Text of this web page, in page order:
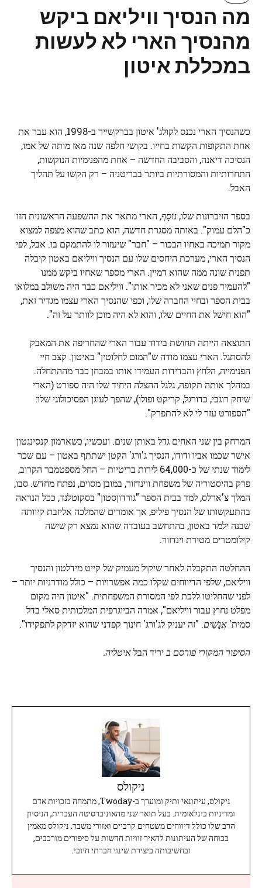
מה הנסיך וויליאם ביקש
מהנסיך הארי לא לעשות
במכללת איטון
כשהנסיך הארי נכנס לקולג' איטון בברקשייר ב-1998, הוא עבר את
אחת התקופות הקשות בחייו. בקושי חלפה שנה מאז מותה של אמו,
הנסיכה דיאנה, והסביבה החדשה – אחת מהפנימיות הנוקשות,
התחרותיות והמסורתיות ביותר בבריטניה – רק הקשו על תהליך
האבל.
בספר הזיכרונות שלו, נוֹסָף, הארי מתאר את ההשפעה הראשונית הזו
כ"הלם עמוק". באותה מסגרת חדשה, הוא כתב שהוא מצפה למצוא
מקור תמיכה באחיו הבכור – "חבר" שיעזור לו להתמקם בו. אבל, לפי
הנסיך הארי, מערכת היחסים שלו עם הנסיך וויליאם באטון קיבלה
תפנית שונה ממה שהוא דמיין. הארי מספר שאחיו ביקש ממנו
"להעמיד פנים שאני לא מכיר אותו". וויליאם כבר היה משולב במלואו
בבית הספר ובחיי החברה שלו, וכפי שהנסיך הארי עצמו מגדיר זאת,
"הוא חישל את החיים שלו, והוא לא היה מוכן לוותר על זה".
התוצאה הייתה תחושת בידוד עבור הארי שהחריפה את המאבק
להסתגל. הארי עצמו מודה ש"המום לחלוטין" באיטון. קצב חיי
הפנימייה, הלחץ והבדידות העמידו אותו במבחן כבר מההתחלה.
במהלך אותה תקופה, גלגל ההצלה היחיד שלו היה ספורט (הארי
שיחק רוגבי, כדורגל, קריקט ופולו), שהפך לעוגן הפסיכולוגי שלו:
"הספורט עזר לי לא להתפרק".
המרחק בין שני האחים גדל באותן שנים. ועכשיו, כשארמון קנסינגטון
אישר שכמו אביו ודודו, הנסיך ג'ורג' הקטן ישתתף באטון – עם שכר
לימוד שנתי של כ-64,000 לירות בריטיות – החל מספטמבר הקרוב,
פרק בהיסטוריה של משפחת ווינדזור, במובן מסוים, נפתח מחדש. סבו,
המלך צ'ארלס, למד בבית הספר "גורדוןסטון" בסקוטלנד, ככל הנראה
בהתעקשותו של הנסיך פיליפ, אך אומרים שהמלכה אליזבת קיוותה
שבנה ילמד באטון, בהתחשב בעובדה שהוא נמצא רק שישה
קילומטרים מטירת וינדזור.
ההחלטה התקבלה לאחר שיקול מעמיק של קייט מידלטון והנסיך
וויליאם, שלפי הדיווחים שקלו כמה אפשרויות – כולל מודרניות יותר –
לפני שהחליטו ללכת לפי המסורת המשפחתית. "איטון היה מקום
מפלט נחוץ עבור וויליאם", אמרה הביוגרפית המלכותית סאלי בדל
סמית' אֲנָשִׁים. "זה יעניק לג'ורג' חינוך קפדני שהוא יזדקק לתפקידו".
הסיפור המקורי פורסם ביריד הבלאיטליה.
ניקולס
ניקולס, עיתונאי ותיק ומוערך ב-Twoday, מתמחה בזכויות אדם
ומדיניות בינלאומית. בעל תואר שני מהאוניברסיטה העברית, הניסיון
הרב שלו כולל דיווחים משטחים קרביים ואזורי משבר. ניקולס מאמין
בכוחה של העיתונות להאיר זוויות חדשות על סיפורים מורכבים,
ובחשיבותה ביצירת שינוי חברתי חיובי.